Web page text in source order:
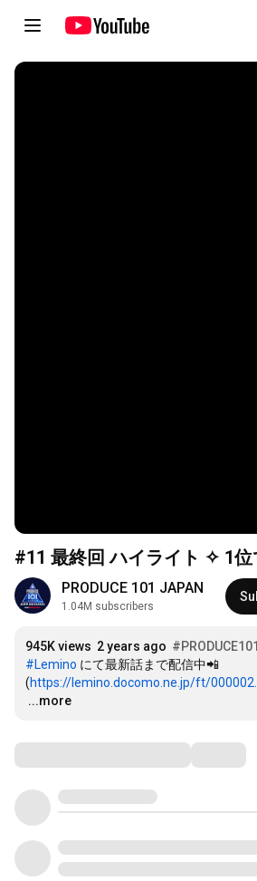
#11 最終回 ハイライト ✧ 1位
PRODUCE 101 JAPAN
1.04M subscribers
945K views 2 years ago
#Lemino にて最新話まで配信中📲
(https://lemino.docomo.ne.jp/ft/000002...
…
...more